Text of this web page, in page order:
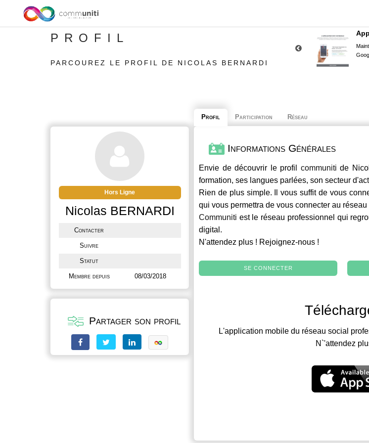
PROFIL
PARCOUREZ LE PROFIL DE NICOLAS BERNARDI
Hors Ligne
Nicolas BERNARDI
Contacter
Suivre
Statut
Membre depuis 08/03/2018
Partager son profil
Profil Participation Réseau
Informations Générales
Envie de découvrir le profil communiti de
formation, ses langues parlées, son secteur
Rien de plus simple. Il vous suffit de vous
qui vous permettra de vous connecter au
Communiti est le réseau professionnel qui
digital.
N'attendez plus ! Rejoignez-nous !
SE CONNECTER
L'application mobile du réseau social
N`'attendez